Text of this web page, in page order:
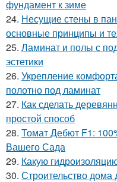
фундамент к зиме
24. Несущие стены в
основные принципы и
25. Ламинат и полы с
эстетики
26. Укрепление
полотно под ламинат
27. Как сделать
простой способ
28. Томат Дебют F1:
Вашего Сада
29. Какую
30. Строительство